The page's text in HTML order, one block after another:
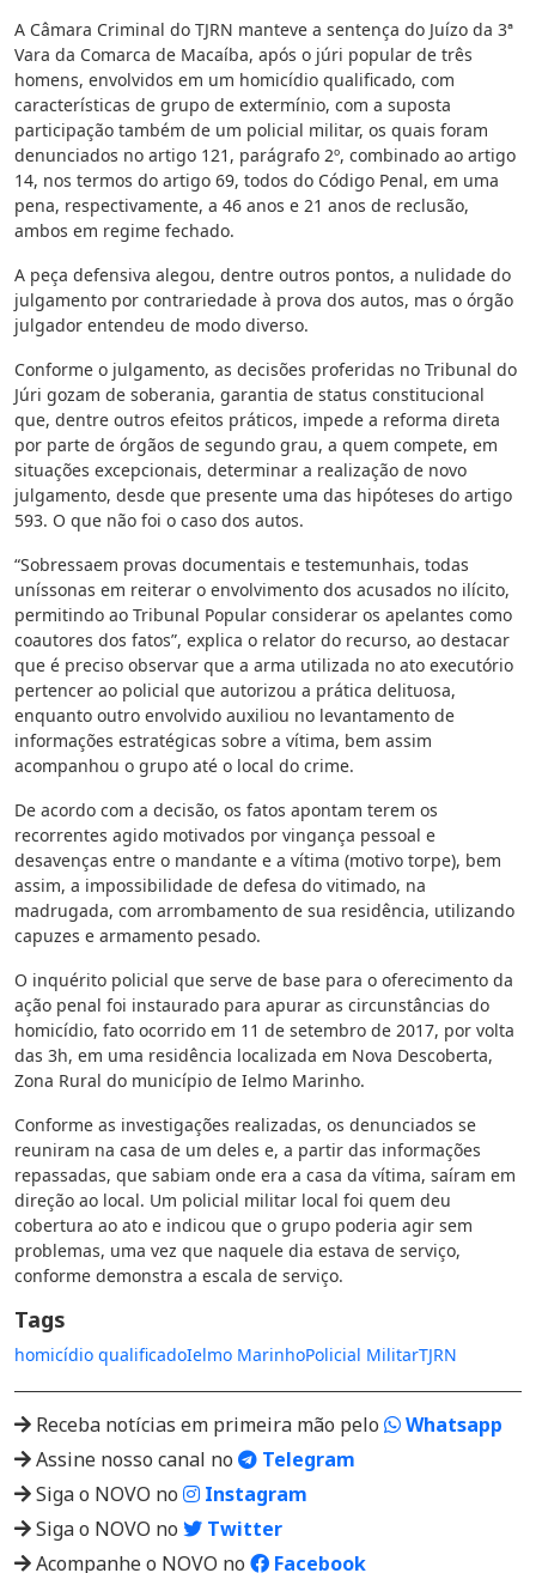
A Câmara Criminal do TJRN manteve a sentença do Juízo da 3ª
Vara da Comarca de Macaíba, após o júri popular de três
homens, envolvidos em um homicídio qualificado, com
características de grupo de extermínio, com a suposta
participação também de um policial militar, os quais foram
denunciados no artigo 121, parágrafo 2º, combinado ao artigo
14, nos termos do artigo 69, todos do Código Penal, em uma
pena, respectivamente, a 46 anos e 21 anos de reclusão,
ambos em regime fechado.
A peça defensiva alegou, dentre outros pontos, a nulidade do
julgamento por contrariedade à prova dos autos, mas o órgão
julgador entendeu de modo diverso.
Conforme o julgamento, as decisões proferidas no Tribunal do
Júri gozam de soberania, garantia de status constitucional
que, dentre outros efeitos práticos, impede a reforma direta
por parte de órgãos de segundo grau, a quem compete, em
situações excepcionais, determinar a realização de novo
julgamento, desde que presente uma das hipóteses do artigo
593. O que não foi o caso dos autos.
“Sobressaem provas documentais e testemunhais, todas
uníssonas em reiterar o envolvimento dos acusados no ilícito,
permitindo ao Tribunal Popular considerar os apelantes como
coautores dos fatos”, explica o relator do recurso, ao destacar
que é preciso observar que a arma utilizada no ato executório
pertencer ao policial que autorizou a prática delituosa,
enquanto outro envolvido auxiliou no levantamento de
informações estratégicas sobre a vítima, bem assim
acompanhou o grupo até o local do crime.
De acordo com a decisão, os fatos apontam terem os
recorrentes agido motivados por vingança pessoal e
desavenças entre o mandante e a vítima (motivo torpe), bem
assim, a impossibilidade de defesa do vitimado, na
madrugada, com arrombamento de sua residência, utilizando
capuzes e armamento pesado.
O inquérito policial que serve de base para o oferecimento da
ação penal foi instaurado para apurar as circunstâncias do
homicídio, fato ocorrido em 11 de setembro de 2017, por volta
das 3h, em uma residência localizada em Nova Descoberta,
Zona Rural do município de Ielmo Marinho.
Conforme as investigações realizadas, os denunciados se
reuniram na casa de um deles e, a partir das informações
repassadas, que sabiam onde era a casa da vítima, saíram em
direção ao local. Um policial militar local foi quem deu
cobertura ao ato e indicou que o grupo poderia agir sem
problemas, uma vez que naquele dia estava de serviço,
conforme demonstra a escala de serviço.
Tags
homicídio qualificadoIelmo MarinhoPolicial MilitarTJRN
Receba notícias em primeira mão pelo
Whatsapp
Assine nosso canal no
Telegram
Siga o NOVO no
Instagram
Siga o NOVO no
Twitter
Acompanhe o NOVO no
Facebook